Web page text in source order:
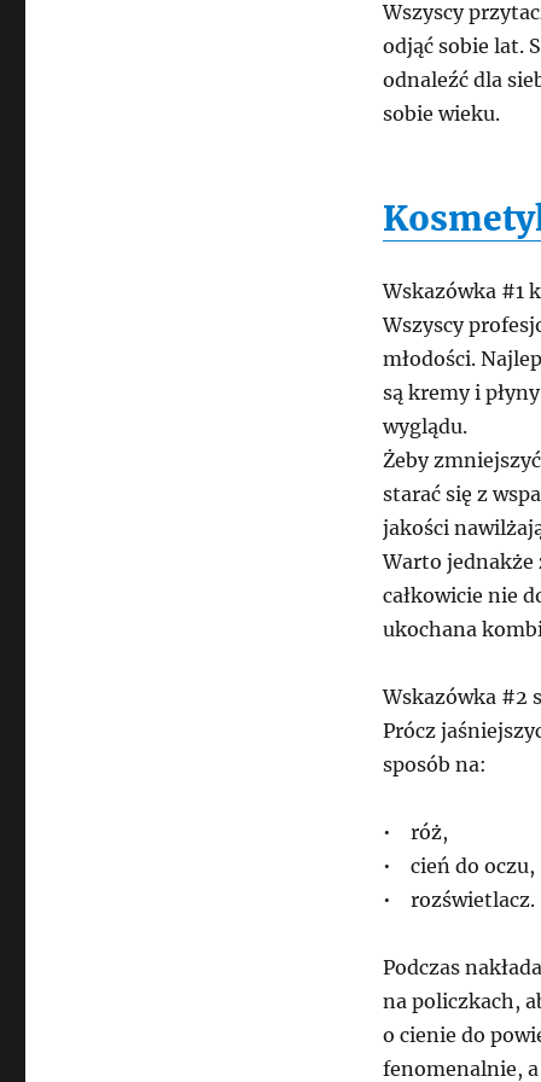
Wszyscy
odjąć sobie lat.
odnaleźć dla
sobie wieku.
Wskazówka #1
Wszyscy
młodości.
są kremy i
wyglądu.
Żeby
starać się z
jakości
Warto jednakże
całkowicie nie
ukochana
Wskazówka #2
Prócz
sposób na:
• róż,
• cień do oczu,
• rozświetlacz.
Podczas
na policzkach,
o cienie do
fenomenalnie,